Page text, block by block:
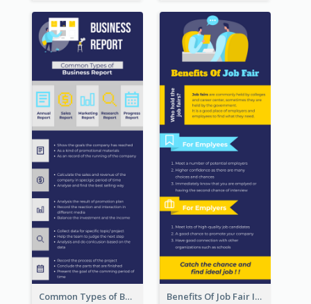
Common Types of Business Report Infographic Benefits Of Job Fair Infographic